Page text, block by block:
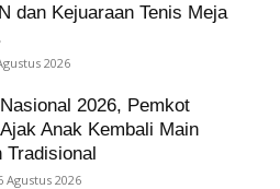
dan Kejuaraan Tenis Meja
2026
2026, Pemkot
Anak Kembali Main
Tradisional
Agustus 2026